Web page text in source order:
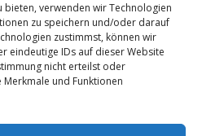
verwenden wir Technologien
zu speichern und/oder darauf
zustimmst, können wir
eindeutige IDs auf dieser Website
nicht erteilst oder
und Funktionen